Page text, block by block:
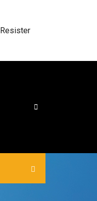
Resister